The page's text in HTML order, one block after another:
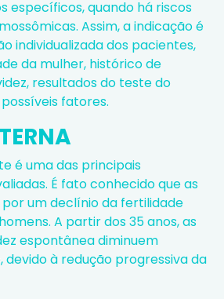
específicos, quando há riscos
Assim, a indicação é
individualizada dos pacientes,
da mulher, histórico de
resultados do teste do
fatores.
é uma das principais
É fato conhecido que as
um declínio da fertilidade
A partir dos 35 anos, as
espontânea diminuem
à redução progressiva da